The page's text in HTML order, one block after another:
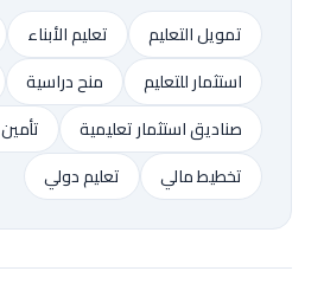
تمويل التعليم تعليم الأبناء
استثمار للتعليم
منح دراسية
صناديق استثمار تعليمية
تخطيط مالي
تعليم دولي